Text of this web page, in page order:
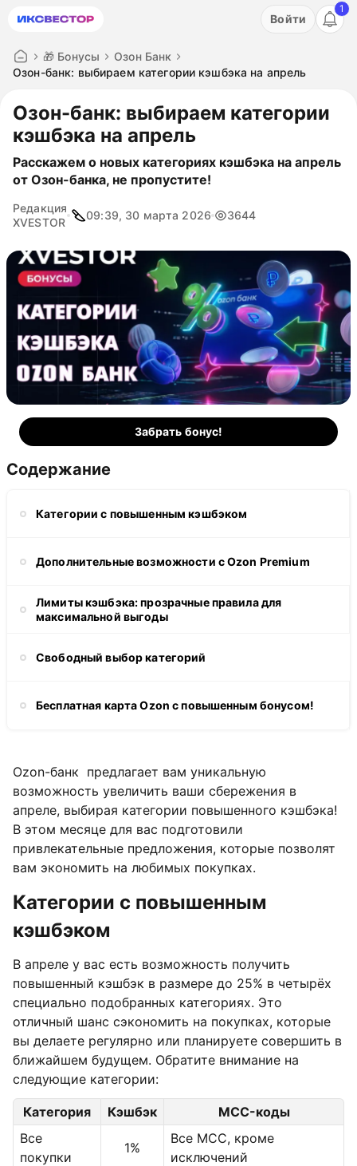
Акция: бесплатный пробный период на 3 дня!
Войти
1
🎁 Бонусы
Озон Банк
Озон-банк: выбираем категории кэшбэка на апрель
Озон-банк: выбираем категории
кэшбэка на апрель
Расскажем о новых категориях кэшбэка на апрель
от Озон-банка, не пропустите!
Редакция
XVESTOR
09:39, 30 марта 2026 3644
Забрать бонус!
Содержание
Категории с повышенным кэшбэком
Дополнительные возможности с Ozon Premium
Лимиты кэшбэка: прозрачные правила для
максимальной выгоды
Свободный выбор категорий
Бесплатная карта Ozon с повышенным бонусом!
Ozon-банк предлагает вам уникальную
возможность увеличить ваши сбережения в
апреле, выбирая категории повышенного кэшбэка!
В этом месяце для вас подготовили
привлекательные предложения, которые позволят
вам экономить на любимых покупках.
Категории с повышенным
кэшбэком
В апреле у вас есть возможность получить
повышенный кэшбэк в размере до 25% в четырёх
специально подобранных категориях. Это
отличный шанс сэкономить на покупках, которые
вы делаете регулярно или планируете совершить в
ближайшем будущем. Обратите внимание на
следующие категории:
Категория Кэшбэк
MCC-коды
Все
покупки
1%
Все MCC, кроме
исключений